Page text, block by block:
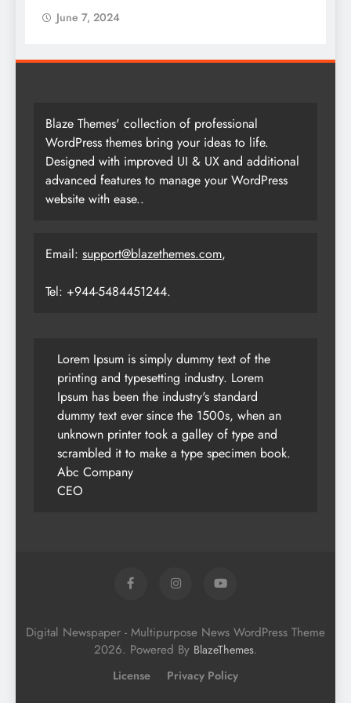
June 7, 2024
Blaze Themes' collection of professional
WordPress themes bring your ideas to life.
Designed with improved UI & UX and additional
advanced features to manage your WordPress
website with ease..
Email: support@blazethemes.com,
Tel: +944-5484451244.
Lorem Ipsum is simply dummy text of the
printing and typesetting industry. Lorem
Ipsum has been the industry's standard
dummy text ever since the 1500s, when an
unknown printer took a galley of type and
scrambled it to make a type specimen book.
Abc Company
CEO
Digital Newspaper - Multipurpose News WordPress Theme
2026. Powered By BlazeThemes.
License Privacy Policy